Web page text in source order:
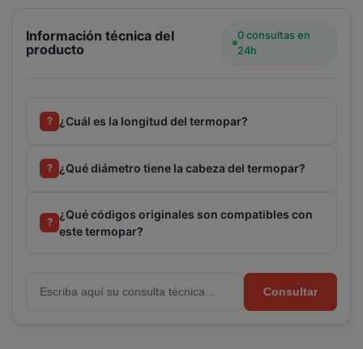
Información técnica del
producto
0 consultas en
24h
? ¿Cuál es la longitud del termopar?
? ¿Qué diámetro tiene la cabeza del termopar?
?
¿Qué códigos originales son compatibles con
este termopar?
Consultar
Terminal de consulta○ Motor activo -
(87072060740)